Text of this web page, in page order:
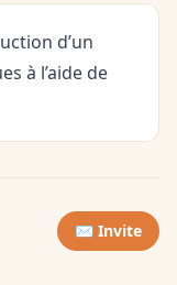
d’un
à l’aide de
✉️ Invite